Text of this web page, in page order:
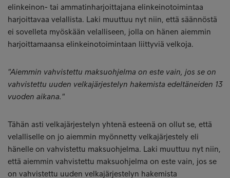
elinkeinon- tai ammatinharjoittajana elinkeinotoimintaa
harjoittavaa velallista. Laki muuttuu nyt niin, että säännöstä
ei sovelleta myöskään velalliseen, jolla on hänen aiemmin
harjoittamaansa elinkeinotoimintaan liittyviä velkoja.
"Aiemmin vahvistettu maksuohjelma on este vain, jos se on
vahvistettu uuden velkajärjestelyn hakemista edeltäneiden 13
vuoden aikana."
Tähän asti velkajärjestelyn yhtenä esteenä on ollut se, että
velalliselle on jo aiemmin myönnetty velkajärjestely eli
hänelle on vahvistettu maksuohjelma. Laki muuttuu nyt niin,
että aiemmin vahvistettu maksuohjelma on este vain, jos se
on vahvistettu uuden velkajärjestelyn hakemista